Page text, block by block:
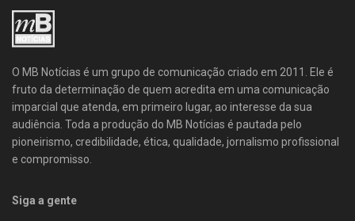
O MB Notícias é um grupo de comunicação criado em 2011. Ele é
fruto da determinação de quem acredita em uma comunicação
imparcial que atenda, em primeiro lugar, ao interesse da sua
audiência. Toda a produção do MB Notícias é pautada pelo
pioneirismo, credibilidade, ética, qualidade, jornalismo profissional
e compromisso.
Siga a gente